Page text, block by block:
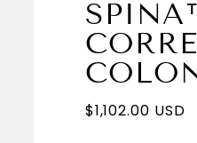
$1,102.00 USD